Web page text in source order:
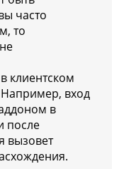
часто
то
клиентском
вход
в
после
вызовет